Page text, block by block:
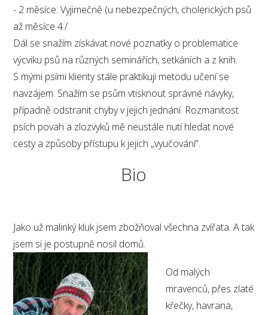
- 2 měsíce. Vyjimečně (u nebezpečných, cholerických psů
až měsíce 4./
Dál se snažím získávat nové poznatky o problematice
výcviku psů na různých seminářích, setkáních a z knih.
S mými psími klienty stále praktikuji metodu učení se
navzájem. Snažím se psům vtisknout správné návyky,
případně odstranit chyby v jejich jednání. Rozmanitost
psích povah a zlozvyků mě neustále nutí hledat nové
cesty a způsoby přístupu k jejich „vyučování“.
Bio
Jako už malinký kluk jsem zbožňoval všechna zvířata. A tak
jsem si je postupně nosil domů.
Od malých
mravenců, přes zlaté
křečky, havrana,